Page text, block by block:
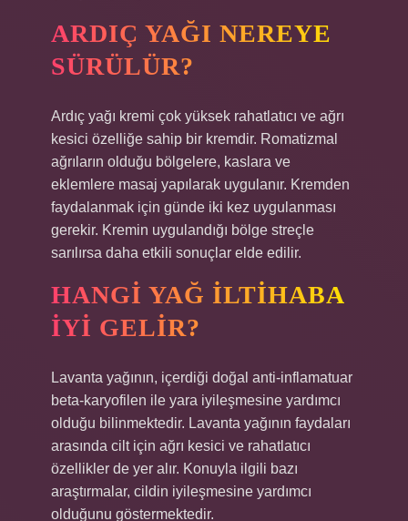
ARDIÇ YAĞI NEREYE
SÜRÜLÜR?
Ardıç yağı kremi çok yüksek rahatlatıcı ve ağrı
kesici özelliğe sahip bir kremdir. Romatizmal
ağrıların olduğu bölgelere, kaslara ve
eklemlere masaj yapılarak uygulanır. Kremden
faydalanmak için günde iki kez uygulanması
gerekir. Kremin uygulandığı bölge streçle
sarılırsa daha etkili sonuçlar elde edilir.
HANGI YAĞ ILTIHABA
IYI GELIR?
Lavanta yağının, içerdiği doğal anti-inflamatuar
beta-karyofilen ile yara iyileşmesine yardımcı
olduğu bilinmektedir. Lavanta yağının faydaları
arasında cilt için ağrı kesici ve rahatlatıcı
özellikler de yer alır. Konuyla ilgili bazı
araştırmalar, cildin iyileşmesine yardımcı
olduğunu göstermektedir.